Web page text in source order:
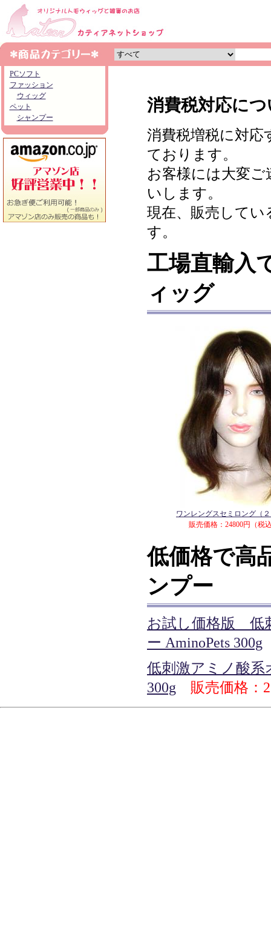
PCソフト
ファッション
ウィッグ
ペット
シャンプー
消費税対応に
消費税増税に対応
ております。
お客様には大変
いします。
現在、販売して
す。
工場直輸入
ィッグ
ワンレングスセミロング（
販売価格：24800円（税
低価格で高
ンプー
お試し価格版 低
ー AminoPets 300g
低刺激アミノ酸系
300g
販売価格：